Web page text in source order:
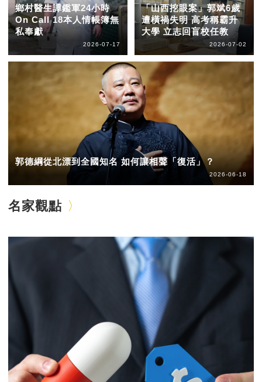
鄉村醫生譚鑑軍24小時
On Call 18本人情帳簿無
私奉獻
2026-07-17
「山西挖眼案」郭斌6歲
遭橫禍失明 高考稱霸升
大學 立志回盲校任教
2026-07-02
郭德綱從北漂到全國知名 如何讓相聲「復活」？
2026-06-18
名家觀點